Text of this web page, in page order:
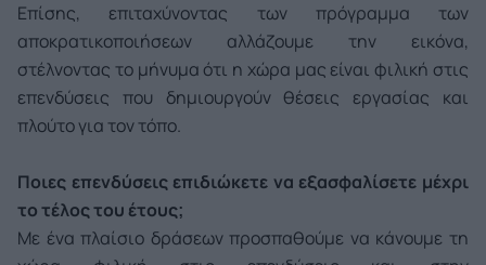
Επίσης, επιταχύνοντας των πρόγραμμα των
αποκρατικοποιήσεων αλλάζουμε την εικόνα,
στέλνοντας το μήνυμα ότι η χώρα μας είναι φιλική στις
επενδύσεις που δημιουργούν θέσεις εργασίας και
πλούτο για τον τόπο.
Ποιες επενδύσεις επιδιώκετε να εξασφαλίσετε μέχρι
το τέλος του έτους;
Με ένα πλαίσιο δράσεων προσπαθούμε να κάνουμε τη